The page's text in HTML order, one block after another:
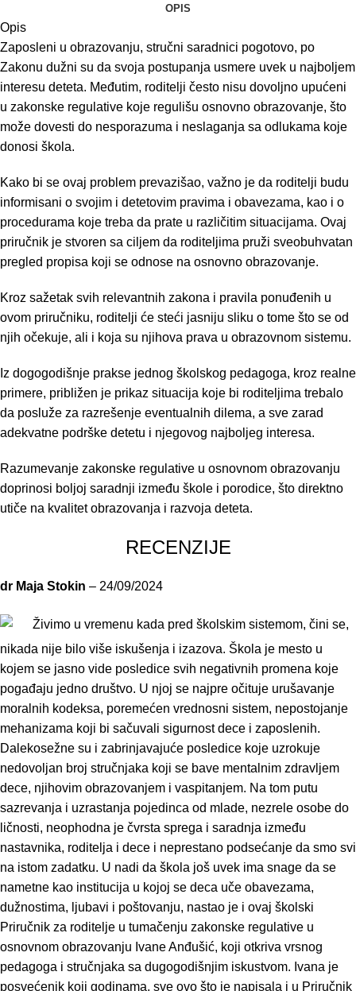
OPIS
Opis
Zaposleni u obrazovanju, stručni saradnici pogotovo, po
Zakonu dužni su da svoja postupanja usmere uvek u najboljem
interesu deteta. Međutim, roditelji često nisu dovoljno upućeni
u zakonske regulative koje regulišu osnovno obrazovanje, što
može dovesti do nesporazuma i neslaganja sa odlukama koje
donosi škola.
Kako bi se ovaj problem prevazišao, važno je da roditelji budu
informisani o svojim i detetovim pravima i obavezama, kao i o
procedurama koje treba da prate u različitim situacijama. Ovaj
priručnik je stvoren sa ciljem da roditeljima pruži sveobuhvatan
pregled propisa koji se odnose na osnovno obrazovanje.
Kroz sažetak svih relevantnih zakona i pravila ponuđenih u
ovom priručniku, roditelji će steći jasniju sliku o tome što se od
njih očekuje, ali i koja su njihova prava u obrazovnom sistemu.
Iz dogogodišnje prakse jednog školskog pedagoga, kroz realne
primere, približen je prikaz situacija koje bi roditeljima trebalo
da posluže za razrešenje eventualnih dilema, a sve zarad
adekvatne podrške detetu i njegovog najboljeg interesa.
Razumevanje zakonske regulative u osnovnom obrazovanju
doprinosi boljoj saradnji između škole i porodice, što direktno
utiče na kvalitet obrazovanja i razvoja deteta.
RECENZIJE
dr Maja Stokin – 24/09/2024
Živimo u vremenu kada pred školskim sistemom, čini se,
nikada nije bilo više iskušenja i izazova. Škola je mesto u
kojem se jasno vide posledice svih negativnih promena koje
pogađaju jedno društvo. U njoj se najpre očituje urušavanje
moralnih kodeksa, poremećen vrednosni sistem, nepostojanje
mehanizama koji bi sačuvali sigurnost dece i zaposlenih.
Dalekosežne su i zabrinjavajuće posledice koje uzrokuje
nedovoljan broj stručnjaka koji se bave mentalnim zdravljem
dece, njihovim obrazovanjem i vaspitanjem. Na tom putu
sazrevanja i uzrastanja pojedinca od mlade, nezrele osobe do
ličnosti, neophodna je čvrsta sprega i saradnja između
nastavnika, roditelja i dece i neprestano podsećanje da smo svi
na istom zadatku. U nadi da škola još uvek ima snage da se
nametne kao institucija u kojoj se deca uče obavezama,
dužnostima, ljubavi i poštovanju, nastao je i ovaj školski
Priručnik za roditelje u tumačenju zakonske regulative u
osnovnom obrazovanju Ivane Anđušić, koji otkriva vrsnog
pedagoga i stručnjaka sa dugogodišnjim iskustvom. Ivana je
posvećenik koji godinama, sve ovo što je napisala i u Priručnik